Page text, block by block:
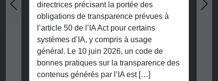
directrices précisant la portée des
obligations de transparence prévues à
l’article 50 de l’IA Act pour certains
systèmes d’IA, y compris à usage
général. Le 10 juin 2026, un code de
bonnes pratiques sur la transparence des
contenus générés par l’IA est […]
Previous